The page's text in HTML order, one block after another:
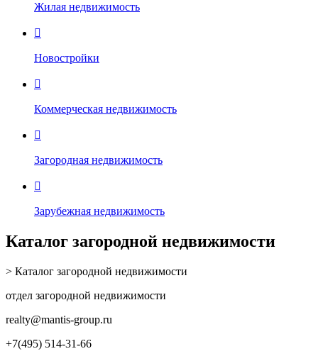
Жилая недвижимость

Новостройки

Коммерческая недвижимость

Загородная недвижимость

Зарубежная недвижимость
Каталог загородной недвижимости
> Каталог загородной недвижимости
отдел загородной недвижимости
realty@mantis-group.ru
+7(495) 514-31-66